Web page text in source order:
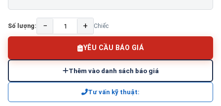
Số lượng: − + Chiếc
YÊU CẦU BÁO GIÁ
Thêm vào danh sách báo giá
Tư vấn kỹ thuật: